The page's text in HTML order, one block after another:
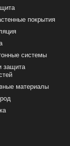
покрытия
системы
защита
материалы